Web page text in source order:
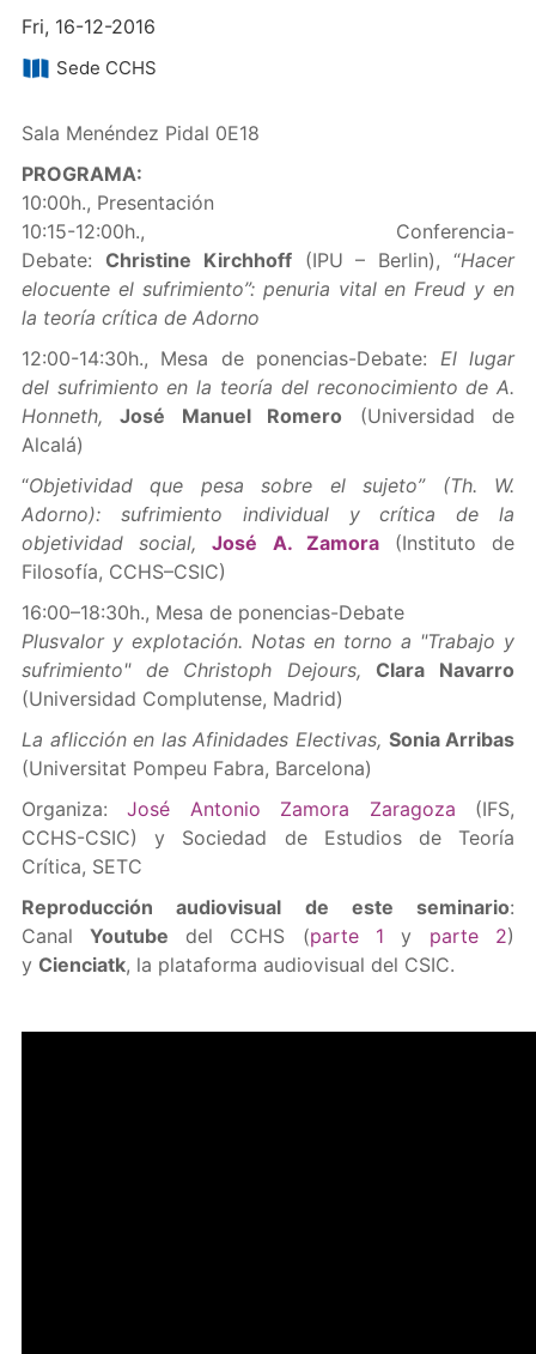
Fri, 16-12-2016
Sede CCHS
Sala Menéndez Pidal 0E18
PROGRAMA:
10:00h., Presentación
10:15-12:00h., Conferencia-
Debate: Christine Kirchhoff(IPU – Berlin), “Hacer
elocuente el sufrimiento”: penuria vital en Freud y en
la teoría crítica de Adorno
12:00-14:30h., Mesa de ponencias-Debate: El lugar
del sufrimiento en la teoría del reconocimiento de A.
Honneth,José Manuel Romero (Universidad de
Alcalá)
“Objetividad que pesa sobre el sujeto” (Th. W.
Adorno): sufrimiento individual y crítica de la
objetividad social,José A. Zamora(Instituto de
Filosofía, CCHS–CSIC)
16:00–18:30h., Mesa de ponencias-Debate
Plusvalor y explotación. Notas en torno a "Trabajo y
sufrimiento" de Christoph Dejours, Clara Navarro
(Universidad Complutense, Madrid)
La aflicción en las Afinidades Electivas, Sonia Arribas
(Universitat Pompeu Fabra, Barcelona)
Organiza:José Antonio Zamora Zaragoza (IFS,
CCHS-CSIC) y Sociedad de Estudios de Teoría
Crítica, SETC
Reproducción audiovisual de este seminario:
CanalYoutube del CCHS (parte 1 y parte 2)
y Cienciatk, la plataforma audiovisual del CSIC.